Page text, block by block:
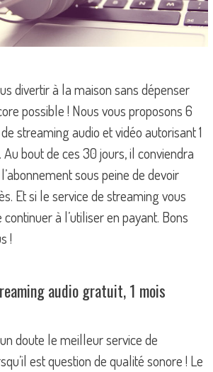
divertir à la maison sans dépenser
possible ! Nous vous proposons 6
streaming audio et vidéo autorisant 1
Au bout de ces 30 jours, il conviendra
sous peine de devoir
Et si le service de streaming vous
à l’utiliser en payant. Bons
!
audio gratuit, 1 mois
doute le meilleur service de
est question de qualité sonore ! Le